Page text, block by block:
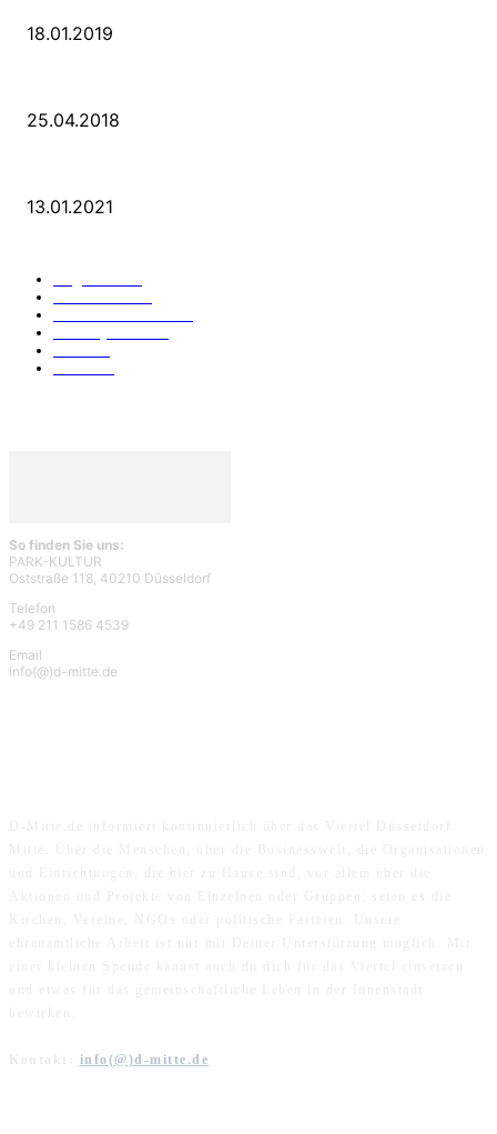
18.01.2019
25.04.2018
13.01.2021
So finden Sie uns:
PARK-KULTUR
Oststraße 118, 40210 Düsseldorf
Telefon
+49 211 1586 4539
Email
info(@)d-mitte.de
info(@)d-mitte.de